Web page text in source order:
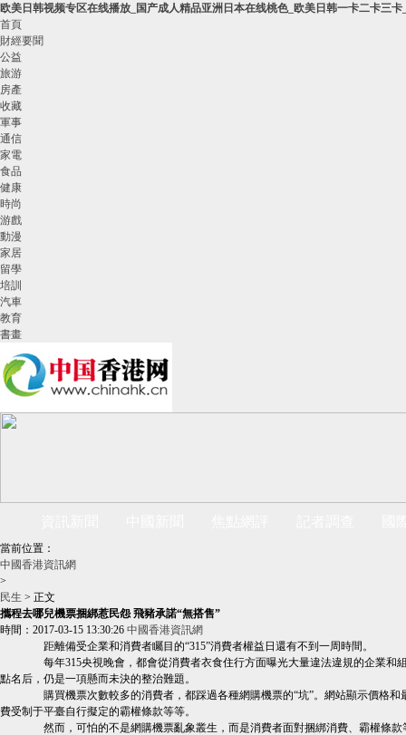
欧美日韩视频专区在线播放_国产成人精品亚洲日本在线桃色_欧美日韩一卡二卡三
首頁
財經要聞
公益
旅游
房產
收藏
軍事
通信
家電
食品
健康
時尚
游戲
動漫
家居
留學
培訓
汽車
教育
書畫
當前位置：
中國香港資訊網
>
民生 > 正文
攜程去哪兒機票捆綁惹民怨 飛豬承諾“無搭售”
時間：2017-03-15 13:30:26 中國香港資訊網
距離備受企業和消費者矚目的“315”消費者權益日還有不到一周時間。
每年315央視晚會，都會從消費者衣食住行方面曝光大量違法違規的企業和
點名后，仍是一項懸而未決的整治難題。
購買機票次數較多的消費者，都踩過各種網購機票的“坑”。網站顯示價格和
費受制于平臺自行擬定的霸權條款等等。
然而，可怕的不是網購機票亂象叢生，而是消費者面對捆綁消費、霸權條款